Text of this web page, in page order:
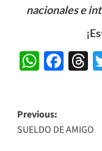
nacionales e
Post
navigation
Previous:
SUELDO DE AMIGO